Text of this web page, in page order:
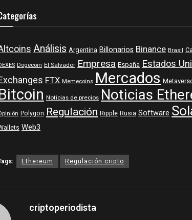
Análisis Argentina Billonarios Binance Brasil
Dogecoin El Salvador Empresa España Estados
FTX Memecoins Mercados
Noticias de precios Noticias
Polygon Regulación Ripple Rusia Software
Web3
Ethereum Regulación cripto
criptoperiodista